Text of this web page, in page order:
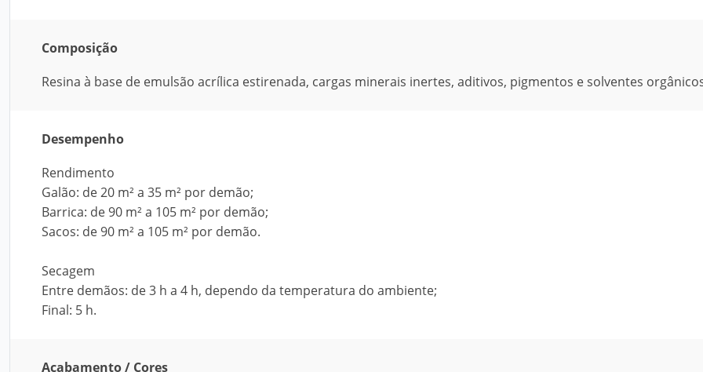
Composição
Resina à base de emulsão acrílica estirenada, cargas minerais inertes, aditivos, pigmentos e solventes
Desempenho
Rendimento
Galão: de 20 m² a 35 m² por demão;
Barrica: de 90 m² a 105 m² por demão;
Sacos: de 90 m² a 105 m² por demão.
Secagem
Entre demãos: de 3 h a 4 h, dependo da temperatura do ambiente;
Final: 5 h.
Acabamento / Cores